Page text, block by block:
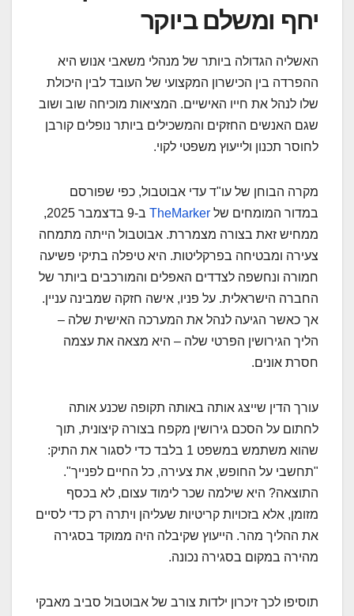
יחף ומשלם ביוקר
האשליה הגדולה ביותר של מנהלי משאבי אנוש היא
ההפרדה בין הכישרון המקצועי של העובד לבין היכולת
שלו לנהל את חייו האישיים. המציאות מוכיחה שוב ושוב
שגם האנשים החזקים והמשכילים ביותר נופלים קורבן
לחוסר תכנון ולייעוץ משפטי לקוי.
מקרה הבוחן של עו"ד עדי אבוטבול, כפי שפורסם
במדור המומחים של TheMarker
ב-9 בדצמבר 2025,
ממחיש זאת בצורה מצמררת. אבוטבול הייתה מתמחה
צעירה ומבטיחה בפרקליטות. היא טיפלה בתיקי פשיעה
חמורה ונחשפה לצדדים האפלים והמורכבים ביותר של
החברה הישראלית. על פניו, אישה חזקה שמבינה עניין.
אך כאשר הגיעה לנהל את המערכה האישית שלה –
הליך הגירושין הפרטי שלה – היא מצאה את עצמה
חסרת אונים.
עורך הדין שייצג אותה באותה תקופה שכנע אותה
לחתום על הסכם גירושין מקפח בצורה קיצונית, תוך
שהוא משתמש במשפט 1 בלבד כדי לסגור את התיק:
"תחשבי על החופש, את צעירה, כל החיים לפנייך".
התוצאה? היא שילמה שכר לימוד עצום, לא בכסף
מזומן, אלא בזכויות קריטיות שעליהן ויתרה רק כדי לסיים
את ההליך מהר. הייעוץ שקיבלה היה ממוקד בסגירה
מהירה במקום בסגירה נכונה.
תוסיפו לכך זיכרון ילדות צורב של אבוטבול סביב מאבקי